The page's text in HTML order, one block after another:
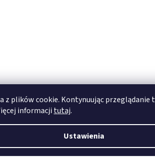
z plików cookie. Kontynuując przeglądanie
informacji tutaj.
Ustawienia